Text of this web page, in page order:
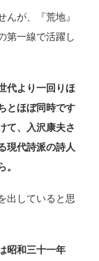
が、『荒地』
第一線で活躍し
より一回りほ
とほぼ同時です
て、入沢康夫さ
現代詩派の詩人
出していると思
和三十一年